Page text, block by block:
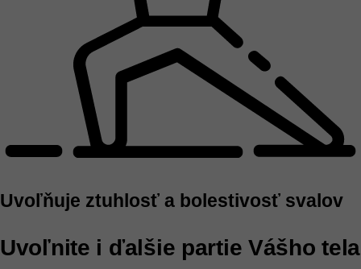
Uvoľňuje ztuhlosť a bolestivosť svalov
Uvoľnite i ďalšie partie Vášho tela​